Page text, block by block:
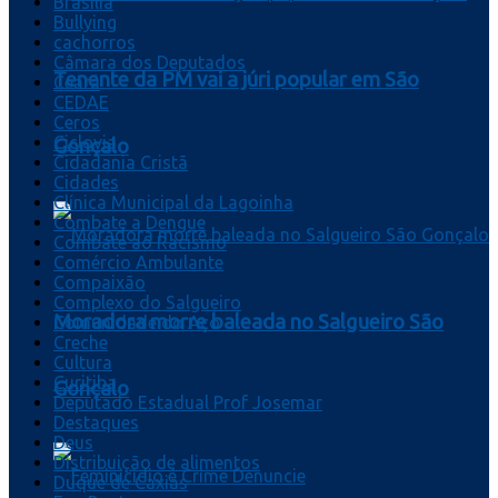
Tenente da PM vai a júri popular em São
Gonçalo
Moradora morre baleada no Salgueiro São
Gonçalo
Bullying
cachorros
Câmara dos Deputados
Ceará
CEDAE
Ceros
Ciclovia
Cidadania Cristã
Cidades
Clínica Municipal da Lagoinha
Combate a Dengue
Combate ao Racismo
Comércio Ambulante
Compaixão
Complexo do Salgueiro
Comunidade do Aço
Creche
Cultura
Curitiba
Deputado Estadual Prof Josemar
Destaques
Deus
Distribuição de alimentos
Duque de Caxias